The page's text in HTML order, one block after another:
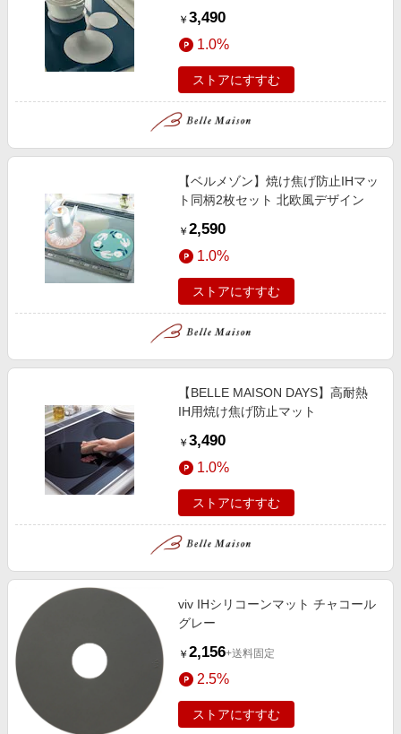
￥ 3,490
1.0%
ストアにすすむ
【ベルメゾン】焼け焦げ防止IHマッ
ト同柄2枚セット 北欧風デザイン
￥ 2,590
1.0%
ストアにすすむ
【BELLE MAISON DAYS】高耐熱
IH用焼け焦げ防止マット
￥ 3,490
1.0%
ストアにすすむ
viv IHシリコーンマット チャコール
グレー
￥ 2,156+送料固定
2.5%
ストアにすすむ